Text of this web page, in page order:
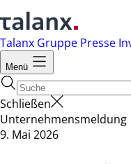
Talanx Gruppe Presse
Menü
Schließen
Unternehmensmeldung
9. Mai 2026